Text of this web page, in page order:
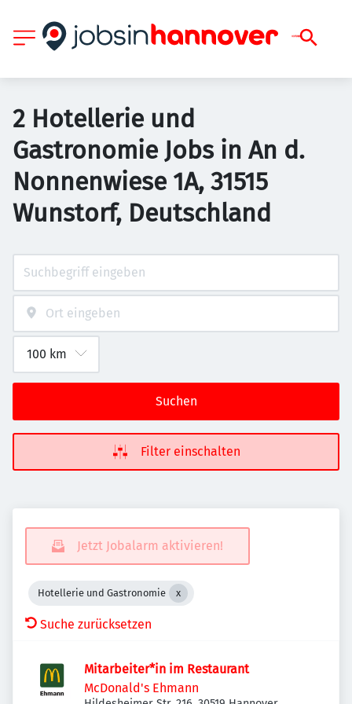
2 Hotellerie und
Gastronomie Jobs in An d.
Nonnenwiese 1A, 31515
Wunstorf, Deutschland
Suchen
Filter einschalten
Jetzt Jobalarm aktivieren!
Hotellerie und Gastronomie
Suche zurücksetzen
Mitarbeiter*in im Restaurant
McDonald's Ehmann